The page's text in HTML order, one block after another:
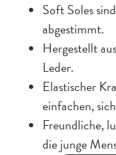
Soft Soles
abgestimmt.
Hergestellt
Leder.
Elastischer
einfachen,
Freundliche,
die junge